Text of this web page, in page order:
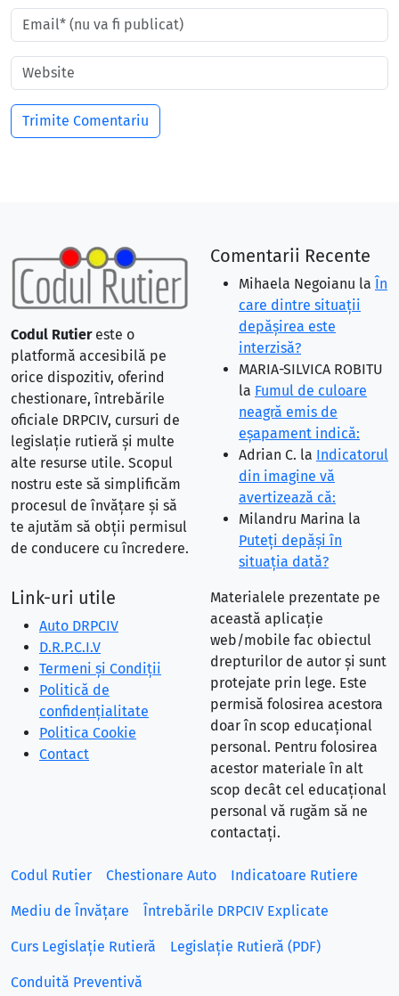
Codul Rutiereste o
platformă accesibilă pe
orice dispozitiv, oferind
chestionare, întrebările
oficiale DRPCIV, cursuri de
legislație rutieră și multe
alte resurse utile. Scopul
nostru este să simplificăm
procesul de învățare și să
te ajutăm să obții permisul
de conducere cu încredere.
Comentarii Recente
Mihaela Negoianu la În
care dintre situaţii
depăşirea este
interzisă?
MARIA-SILVICA ROBITU
la Fumul de culoare
neagră emis de
eşapament indică:
Adrian C. la Indicatorul
din imagine vă
avertizează că:
Milandru Marina la
Puteţi depăşi în
situaţia dată?
Link-uri utile
Auto DRPCIV
D.R.P.C.I.V
Termeni și Condiții
Politică de
confidențialitate
Politica Cookie
Contact
Materialele prezentate pe
această aplicație
web/mobile fac obiectul
drepturilor de autor și sunt
protejate prin lege. Este
permisă folosirea acestora
doar în scop educațional
personal. Pentru folosirea
acestor materiale în alt
scop decât cel educațional
personal vă rugăm să ne
contactați.
Codul Rutier Chestionare Auto Indicatoare Rutiere
Mediu de Învățare Întrebările DRPCIV Explicate
Curs Legislație Rutieră Legislație Rutieră (PDF)
Conduită Preventivă